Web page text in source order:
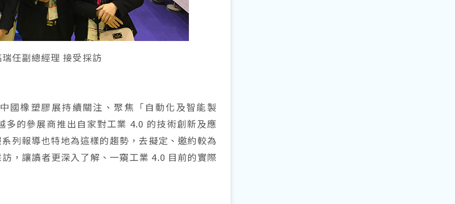
任副總經理 接受採訪
國橡塑膠展持續關注、聚焦「自動化及智能製
多的參展商推出自家對工業 4.0 的技術創新及應
列報導也特地為這樣的趨勢，去擬定、邀約較為
，讓讀者更深入了解、一窺工業 4.0 目前的實際